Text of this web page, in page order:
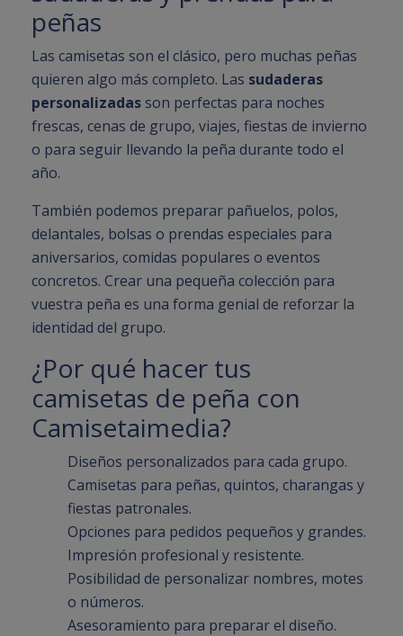
peñas
Las camisetas son el clásico, pero muchas peñas
quieren algo más completo. Las sudaderas
personalizadas son perfectas para noches
frescas, cenas de grupo, viajes, fiestas de invierno
o para seguir llevando la peña durante todo el
año.
También podemos preparar pañuelos, polos,
delantales, bolsas o prendas especiales para
aniversarios, comidas populares o eventos
concretos. Crear una pequeña colección para
vuestra peña es una forma genial de reforzar la
identidad del grupo.
¿Por qué hacer tus
camisetas de peña con
Camisetaimedia?
Diseños personalizados para cada grupo.
Camisetas para peñas, quintos, charangas y
fiestas patronales.
Opciones para pedidos pequeños y grandes.
Impresión profesional y resistente.
Posibilidad de personalizar nombres, motes
o números.
Asesoramiento para preparar el diseño.